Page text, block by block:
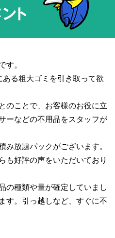
ト
。
ある粗大ゴミを引き取って欲
のことで、お客様のお役に立
ーなどの不用品をスタッフが
放題パックがございます。
も好評の声をいただいており
の種類や量が確定していまし
す。引っ越しなど、すぐに不